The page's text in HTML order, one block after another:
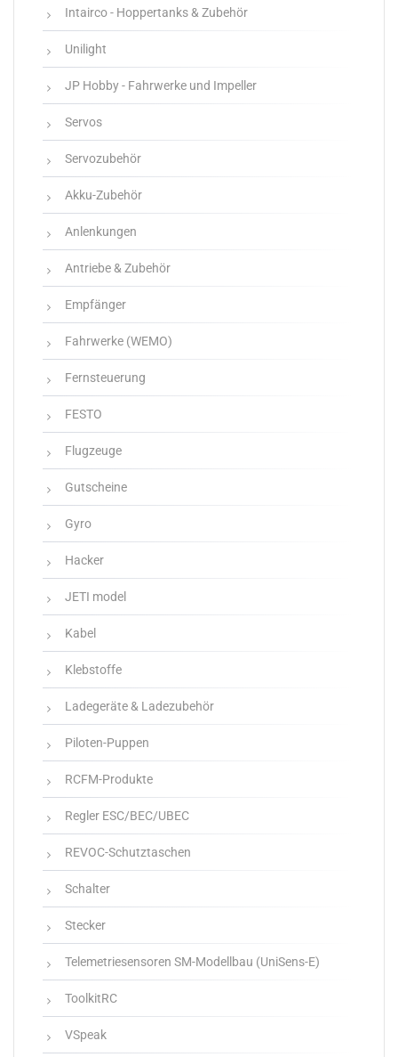
Intairco - Hoppertanks & Zubehör
Unilight
JP Hobby - Fahrwerke und Impeller
Servos
Servozubehör
Akku-Zubehör
Anlenkungen
Antriebe & Zubehör
Empfänger
Fahrwerke (WEMO)
Fernsteuerung
FESTO
Flugzeuge
Gutscheine
Gyro
Hacker
JETI model
Kabel
Klebstoffe
Ladegeräte & Ladezubehör
Piloten-Puppen
RCFM-Produkte
Regler ESC/BEC/UBEC
REVOC-Schutztaschen
Schalter
Stecker
Telemetriesensoren SM-Modellbau (UniSens-E)
ToolkitRC
VSpeak